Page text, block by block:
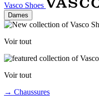
Vasco Shoes
Dames
Voir tout
Voir tout
→ Chaussures